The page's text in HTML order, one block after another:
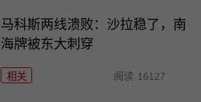
马科斯两线溃败：沙拉稳了，南
海牌被东大刺穿
相关 阅读 16127